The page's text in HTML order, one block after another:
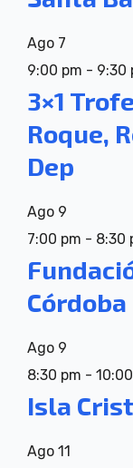
Ago 7
9:00 pm - 9:30
3×1
Roque,
Dep
Ago 9
7:00 pm - 8:30
Córdoba
Ago 9
8:30 pm -
Isla
Ago 11